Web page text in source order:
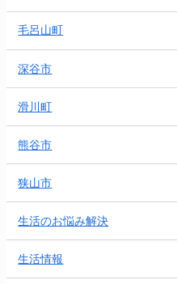
毛呂山町
深谷市
滑川町
熊谷市
狭山市
生活のお悩み解決
生活情報